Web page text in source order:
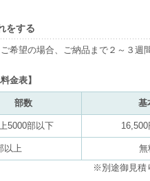
をする
希望の場合、ご納品まで２～３週
金表】
部数 基
5000部以下 16,500
以上
無
※別途御見積